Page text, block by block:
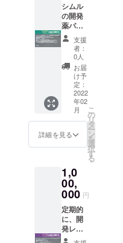
お名前
をご記
入くだ
さ
い。」
いたし
ます。
創薬記
念プ
レート
提供
（小）
記念T
シャツ
をお送
りいた
しま
す。 創
薬プ
レート
（ガラ
に名前
を掲載
させて
いただ
きま
す。 公
式サイ
トにお
シムル
の開発
薬パイ
プライ
ンの開
発進捗
状況報
告書送
付 CiML
からの
感謝状
をお送
りいた
しま
す。 記
念品
記念手
ぬぐ
い）を
お送り
いたし
ます。
創薬記
念プ
支援
者：
0人
お届
け予
定：
2022
年02
月
詳細を見る
こ
の
リ
タ
ー
ン
を
選
択
す
る
1,0
00,
000 円
定期的
に、開
発レ
ポート